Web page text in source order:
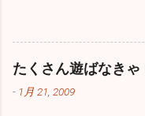
の頃か
飛行機が
鼻科の
ました。
発。富士
書けなくなってしまい
色々対処したのですが
て消えてしまいました
飛んでしまいました。
ました。HPを管理して
たくさん遊ばなきゃ
- 1月 21, 2009